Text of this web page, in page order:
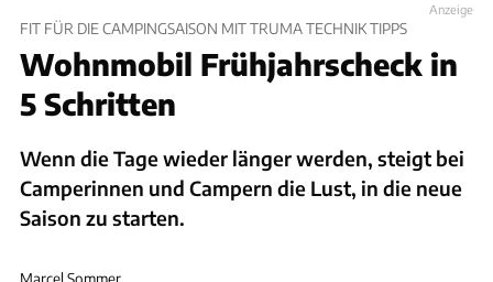
Anzeige
FIT FÜR DIE CAMPINGSAISON MIT TRUMA TECHNIK TIPPS
Wohnmobil Frühjahrscheck in
5 Schritten
Wenn die Tage wieder länger werden, steigt bei
Camperinnen und Campern die Lust, in die neue
Saison zu starten.
Marcel Sommer